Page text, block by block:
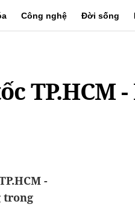
Công nghệ Đời sống
TP.HCM
-
trong